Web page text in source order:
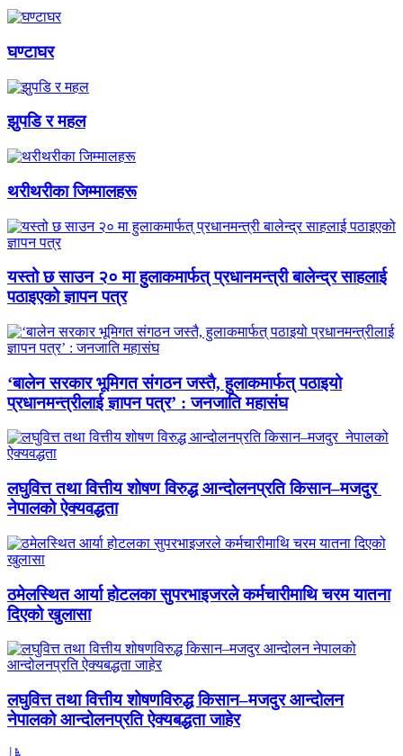
घण्टाघर
झुपडि र महल
थरीथरीका जिम्मालहरू
यस्तो छ साउन २० मा हुलाकमार्फत् प्रधानमन्त्री बालेन्द्र साहलाई
पठाइएको ज्ञापन पत्र
‘बालेन सरकार भूमिगत संगठन जस्तै, हुलाकमार्फत् पठाइयो
प्रधानमन्त्रीलाई ज्ञापन पत्र’ : जनजाति महासंघ
लघुवित्त तथा वित्तीय शोषण विरुद्ध आन्दोलनप्रति किसान–मजदुर
नेपालको ऐक्यवद्धता
ठमेलस्थित आर्या होटलका सुपरभाइजरले कर्मचारीमाथि चरम यातना
दिएको खुलासा
लघुवित्त तथा वित्तीय शोषणविरुद्ध किसान–मजदुर आन्दोलन
नेपालको आन्दोलनप्रति ऐक्यबद्धता जाहेर